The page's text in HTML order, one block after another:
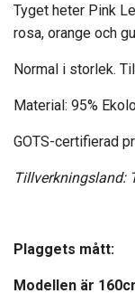
Tyget heter Pink
rosa, orange och
Normal i storlek.
Material: 95%
GOTS-certifierad
Tillverkningsland:
Plaggets mått:
Modellen är